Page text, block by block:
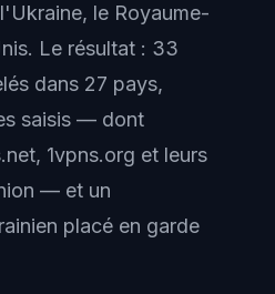
le Royaume-
Le résultat : 33
dans 27 pays,
saisis — dont
1vpns.org et leurs
— et un
placé en garde